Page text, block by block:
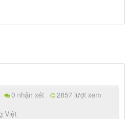
0 nhận xét
2857 lượt xem
Việt